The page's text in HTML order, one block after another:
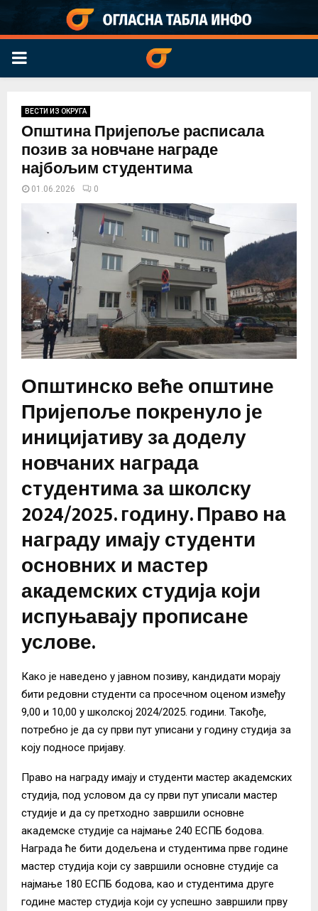
PRIMARY
ВЕСТИ ИЗ ОКРУГА
Општина Пријепоље расписала
позив за новчане награде
најбољим студентима
01.06.2026 0
Општинско веће општине
Пријепоље покренуло је
иницијативу за доделу
новчаних награда
студентима за школску
2024/2025. годину. Право на
награду имају студенти
основних и мастер
академских студија који
испуњавају прописане
услове.
Како је наведено у јавном позиву, кандидати морају
бити редовни студенти са просечном оценом између
9,00 и 10,00 у школској 2024/2025. години. Такође,
потребно је да су први пут уписани у годину студија за
коју подносе пријаву.
Право на награду имају и студенти мастер академских
студија, под условом да су први пут уписали мастер
студије и да су претходно завршили основне
академске студије са најмање 240 ЕСПБ бодова.
Награда ће бити додељена и студентима прве године
мастер студија који су завршили основне студије са
најмање 180 ЕСПБ бодова, као и студентима друге
године мастер студија који су успешно завршили прву